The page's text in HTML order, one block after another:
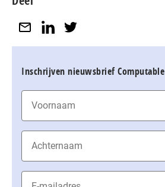
Inschrijven nieuwsbrief Computable